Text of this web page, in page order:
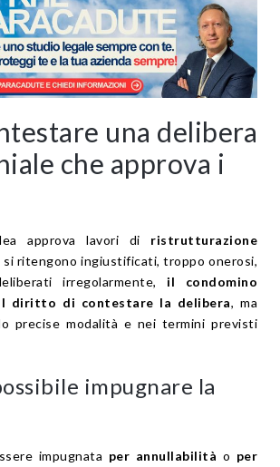
una delibera
che approva i
approva lavori di ristrutturazione
si ritengono ingiustificati, troppo onerosi,
irregolarmente, il condomino
diritto di contestare la delibera, ma
precise modalità e nei termini previsti
impugnare la
impugnata per annullabilità o per